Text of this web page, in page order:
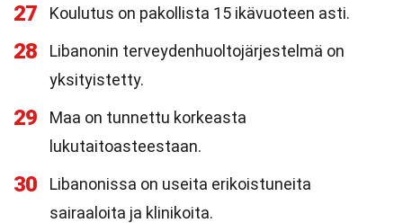
27 Koulutus on pakollista 15 ikävuoteen asti.
28
Libanonin terveydenhuoltojärjestelmä on
yksityistetty.
29
Maa on tunnettu korkeasta
lukutaitoasteestaan.
30
Libanonissa on useita erikoistuneita
sairaaloita ja klinikoita.